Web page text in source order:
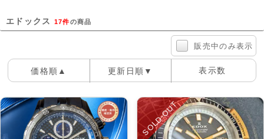
新着リスト 価格ダウン
時計の修理
カレンダープライス
アーカイブ ブログ・特集記事
エドックス 17件の商品
販売中のみ表示
価格順▲ 更新日順▼ 表示数
40件
60件
100件
SOLD-OUT